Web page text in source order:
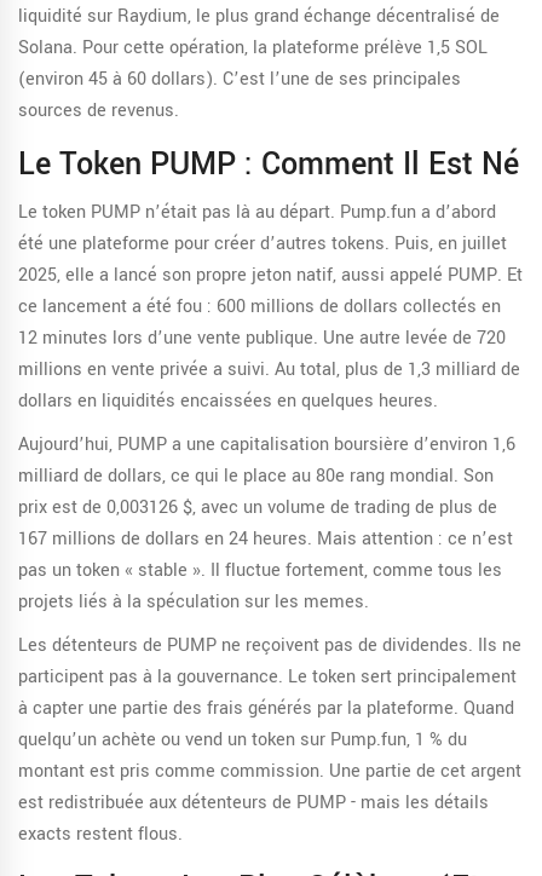
liquidité sur Raydium, le plus grand échange décentralisé de
Solana. Pour cette opération, la plateforme prélève 1,5 SOL
(environ 45 à 60 dollars). C’est l’une de ses principales
sources de revenus.
Le Token PUMP : Comment Il Est Né
Le token PUMP n’était pas là au départ. Pump.fun a d’abord
été une plateforme pour créer d’autres tokens. Puis, en juillet
2025, elle a lancé son propre jeton natif, aussi appelé PUMP. Et
ce lancement a été fou : 600 millions de dollars collectés en
12 minutes lors d’une vente publique. Une autre levée de 720
millions en vente privée a suivi. Au total, plus de 1,3 milliard de
dollars en liquidités encaissées en quelques heures.
Aujourd’hui, PUMP a une capitalisation boursière d’environ 1,6
milliard de dollars, ce qui le place au 80e rang mondial. Son
prix est de 0,003126 $, avec un volume de trading de plus de
167 millions de dollars en 24 heures. Mais attention : ce n’est
pas un token « stable ». Il fluctue fortement, comme tous les
projets liés à la spéculation sur les memes.
Les détenteurs de PUMP ne reçoivent pas de dividendes. Ils ne
participent pas à la gouvernance. Le token sert principalement
à capter une partie des frais générés par la plateforme. Quand
quelqu’un achète ou vend un token sur Pump.fun, 1 % du
montant est pris comme commission. Une partie de cet argent
est redistribuée aux détenteurs de PUMP - mais les détails
exacts restent flous.